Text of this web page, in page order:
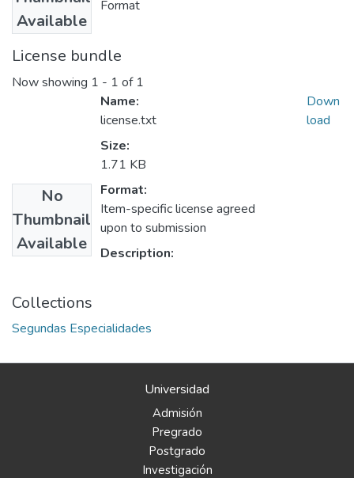
Available
Format
License bundle
Now showing 1 - 1 of 1
No
Thumbnail
Available
Name:
license.txt
Size:
1.71 KB
Format:
Item-specific license agreed
upon to submission
Description:
Down
load
Collections
Segundas Especialidades
Universidad
Admisión
Pregrado
Postgrado
Investigación